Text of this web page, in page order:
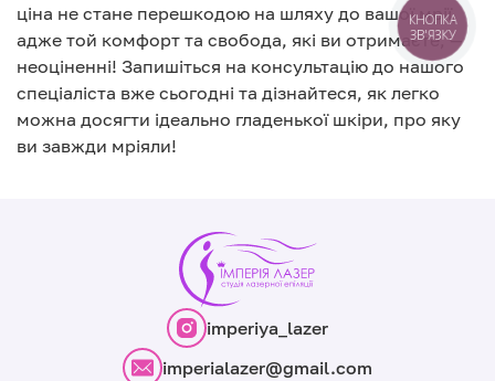
ціна не стане перешкодою на шляху до вашої мрії,
адже той комфорт та свобода, які ви отримаєте, —
неоціненні! Запишіться на консультацію до нашого
спеціаліста вже сьогодні та дізнайтеся, як легко
можна досягти ідеально гладенької шкіри, про яку
ви завжди мріяли!
imperiya_lazer
imperialazer@gmail.com
КНОПКА
ЗВ'ЯЗКУ